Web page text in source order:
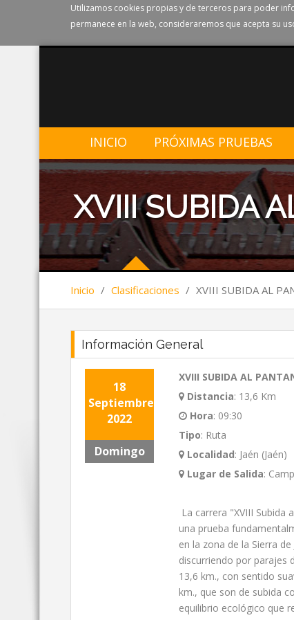
Utilizamos cookies propias y de terceros para poder
permanece en la web, consideraremos que acepta su
INICIO PRÓXIMAS PRUEBAS
XVIII SUBIDA
Inicio / Clasificaciones / XVIII SUBIDA AL
Información General
18
Septiembre
2022
Domingo
XVIII SUBIDA AL
Distancia: 13,6 Km
Hora: 09:30
Tipo: Ruta
Localidad: Jaén (Jaén)
Lugar de Salida:
La carrera "XVIII Subida
una prueba
en la zona de la Sierra
discurriendo por parajes
13,6 km., con sentido
km., que son de subida
equilibrio ecológico que